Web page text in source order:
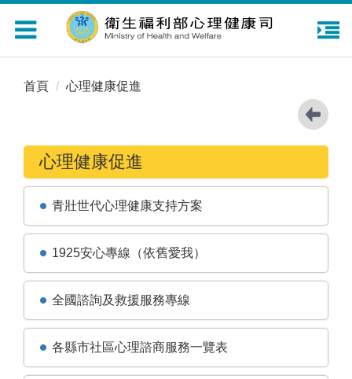
Toggle
navigation
首頁 心理健康促進
心理健康促進
青壯世代心理健康支持方案
1925安心專線（依舊愛我）
全國諮詢及救援服務專線
各縣市社區心理諮商服務一覽表